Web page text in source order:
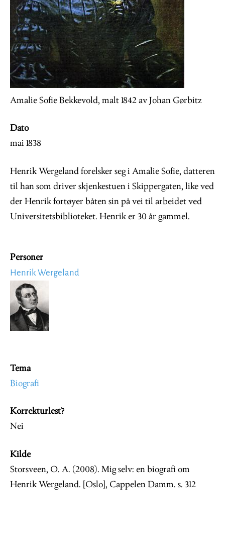
Amalie Sofie Bekkevold, malt 1842 av Johan Gørbitz
Dato
mai 1838
Henrik Wergeland forelsker seg i Amalie Sofie, datteren
til han som driver skjenkestuen i Skippergaten, like ved
der Henrik fortøyer båten sin på vei til arbeidet ved
Universitetsbiblioteket. Henrik er 30 år gammel.
Personer
Henrik Wergeland
Image
Tema
Biografi
Korrekturlest?
Nei
Kilde
Storsveen, O. A. (2008). Mig selv: en biografi om
Henrik Wergeland. [Oslo], Cappelen Damm. s. 312